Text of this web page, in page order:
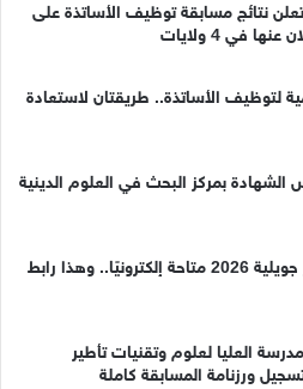
تعلن نتائج مسابقة توظيف الأساتذة على
في 4 ولايات
لتوظيف الأساتذة.. طريقتان لاستعادة
بمركز البحث في العلوم الدينية
فواتير كراء سكنات عدل لشهر جويلية 2026 متاحة إلكترونيًا.. وهذا رابط
العليا لعلوم وتقنيات تأطير